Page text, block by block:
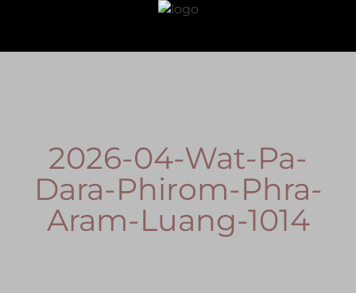
2026-04-Wat-Pa-
Dara-Phirom-Phra-
Aram-Luang-1014